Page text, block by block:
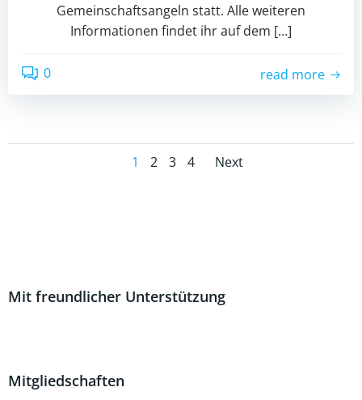
Gemeinschaftsangeln statt. Alle weiteren
Informationen findet ihr auf dem […]
0 read more
Posts
Page
1 Page
2 Page
3 Page
4
Posts
Next
Mit freundlicher Unterstützung
Mitgliedschaften